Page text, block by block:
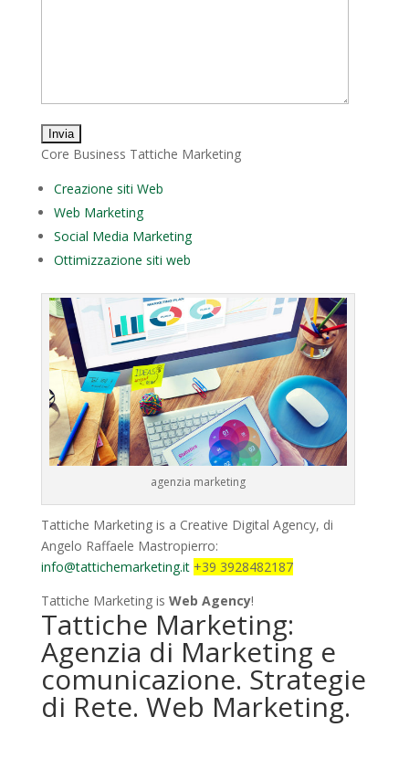
Core Business Tattiche Marketing
Creazione siti Web
Web Marketing
Social Media Marketing
Ottimizzazione siti web
agenzia marketing
Tattiche Marketing is a Creative Digital Agency, di
Angelo Raffaele Mastropierro:
info@tattichemarketing.it +39 3928482187
Tattiche Marketing is Web Agency!
Tattiche Marketing:
Agenzia di Marketing e
comunicazione. Strategie
di Rete. Web Marketing.